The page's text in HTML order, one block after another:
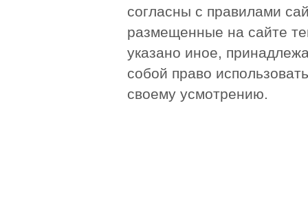
согласны с правилами
размещенные на сайте
указано иное,
собой право
своему усмотрению.